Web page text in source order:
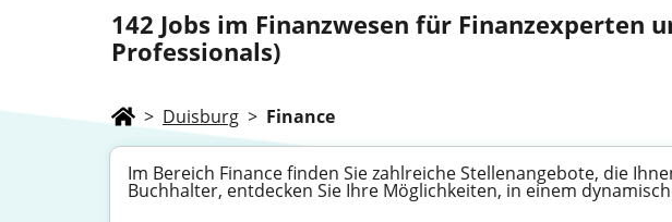
142 Jobs im Finanzwesen für Finanzexperten
Professionals)
> Duisburg > Finance
Im Bereich Finance finden Sie zahlreiche Stellenangebote, die
Buchhalter, entdecken Sie Ihre Möglichkeiten, in einem